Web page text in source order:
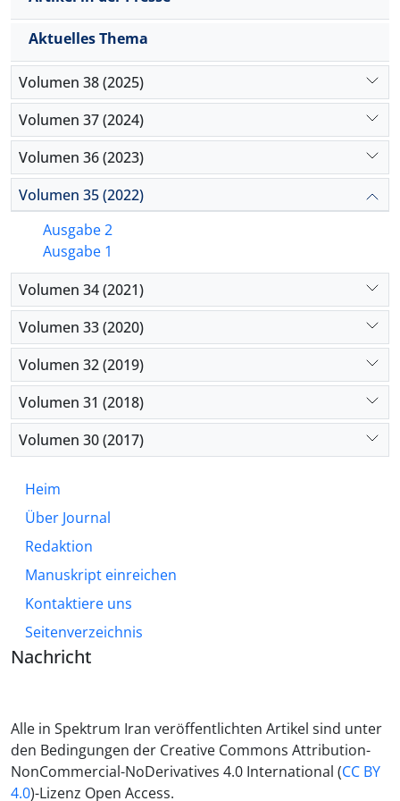
Kategorisierungen der Rechtfertigungsstrukturen
der Epistemologie führen, die von den westlichen
Epistemologien vorgeschlagen wurden.
Aktuelles Thema
Volumen 38 (2025)
Volumen 37 (2024)
Volumen 36 (2023)
Volumen 35 (2022)
Ausgabe 2
Ausgabe 1
Volumen 34 (2021)
Volumen 33 (2020)
Volumen 32 (2019)
Volumen 31 (2018)
Volumen 30 (2017)
Heim
Über Journal
Redaktion
Manuskript einreichen
Kontaktiere uns
Seitenverzeichnis
Nachricht
Alle in Spektrum Iran veröffentlichten Artikel sind unter
den Bedingungen der Creative Commons Attribution-
NonCommercial-NoDerivatives 4.0 International (CC BY
4.0)-Lizenz Open Access.